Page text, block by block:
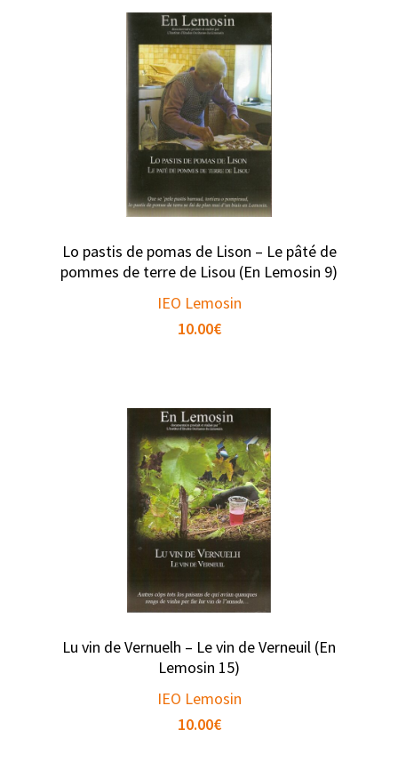
Lo pastis de pomas de Lison – Le pâté de
pommes de terre de Lisou (En Lemosin 9)
IEO Lemosin
10.00€
Lu vin de Vernuelh – Le vin de Verneuil (En
Lemosin 15)
IEO Lemosin
10.00€